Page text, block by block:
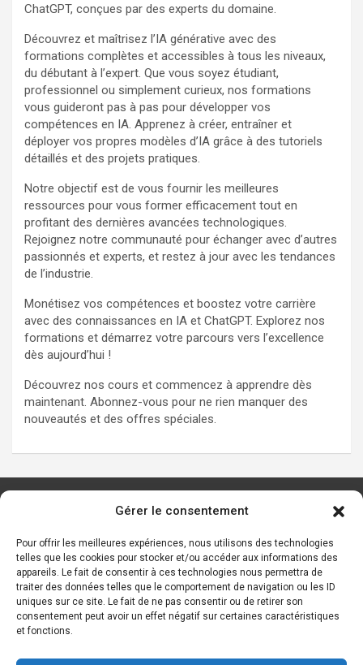
Gérer le consentement
Pour offrir les meilleures expériences, nous utilisons des technologies
telles que les cookies pour stocker et/ou accéder aux informations des
appareils. Le fait de consentir à ces technologies nous permettra de
traiter des données telles que le comportement de navigation ou les ID
uniques sur ce site. Le fait de ne pas consentir ou de retirer son
consentement peut avoir un effet négatif sur certaines caractéristiques
et fonctions.
ChatGPT, conçues par des experts du domaine.
Découvrez et maîtrisez l’IA générative avec des
formations complètes et accessibles à tous les niveaux,
du débutant à l’expert. Que vous soyez étudiant,
professionnel ou simplement curieux, nos formations
vous guideront pas à pas pour développer vos
compétences en IA. Apprenez à créer, entraîner et
déployer vos propres modèles d’IA grâce à des tutoriels
détaillés et des projets pratiques.
Notre objectif est de vous fournir les meilleures
ressources pour vous former efficacement tout en
profitant des dernières avancées technologiques.
Rejoignez notre communauté pour échanger avec d’autres
passionnés et experts, et restez à jour avec les tendances
de l’industrie.
Monétisez vos compétences et boostez votre carrière
avec des connaissances en IA et ChatGPT. Explorez nos
formations et démarrez votre parcours vers l’excellence
dès aujourd’hui !
Découvrez nos cours et commencez à apprendre dès
maintenant. Abonnez-vous pour ne rien manquer des
nouveautés et des offres spéciales.
Les principaux outils d’IA
Ressources sur l’IA
Start-ups de l’IA
Les personnalités de l’IA
Lexique de l’IA générative et des chatbots IA